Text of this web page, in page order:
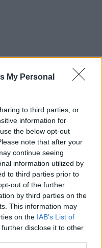
My Personal
to third parties, or
information for
the below opt-out
note that after your
continue seeing
information utilized by
to third parties prior to
out of the further
by third parties on the
This information may
on the IAB’s List of
disclose it to other